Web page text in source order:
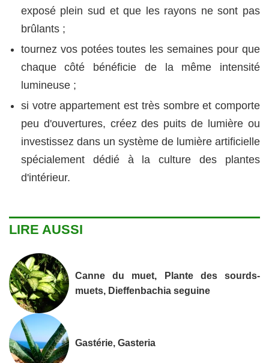
exposé plein sud et que les rayons ne sont pas
brûlants ;
tournez vos potées toutes les semaines pour que
chaque côté bénéficie de la même intensité
lumineuse ;
si votre appartement est très sombre et comporte
peu d'ouvertures, créez des puits de lumière ou
investissez dans un système de lumière artificielle
spécialement dédié à la culture des plantes
d'intérieur.
LIRE AUSSI
Canne du muet, Plante des sourds-
muets, Dieffenbachia seguine
Gastérie, Gasteria